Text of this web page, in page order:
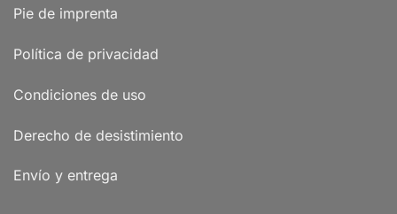
Pie de imprenta
Política de privacidad
Condiciones de uso
Derecho de desistimiento
Envío y entrega